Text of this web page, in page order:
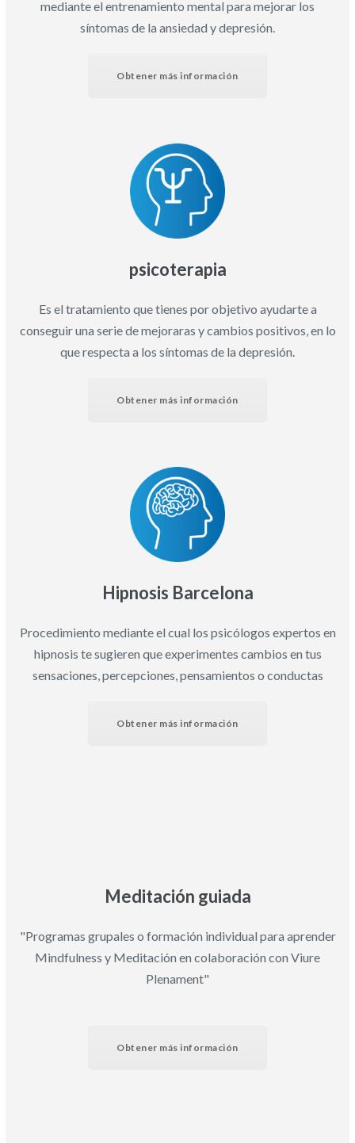
mediante el entrenamiento mental para mejorar los
síntomas de la ansiedad y depresión.
Obtener más información
psicoterapia
Es el tratamiento que tienes por objetivo ayudarte a
conseguir una serie de mejoraras y cambios positivos, en lo
que respecta a los síntomas de la depresión.
Obtener más información
Hipnosis Barcelona
Procedimiento mediante el cual los psicólogos expertos en
hipnosis te sugieren que experimentes cambios en tus
sensaciones, percepciones, pensamientos o conductas
Obtener más información
Meditación guiada
"Programas grupales o formación individual para aprender
Mindfulness y Meditación en colaboración con Viure
Plenament"
Obtener más información